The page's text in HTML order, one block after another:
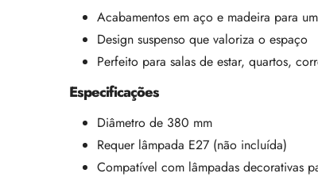
Acabamentos em aço e madeira para
Design suspenso que valoriza o espaço
Perfeito para salas de estar, quartos,
Especificações
Diâmetro de 380 mm
Requer lâmpada E27 (não incluída)
Compatível com lâmpadas decorativas